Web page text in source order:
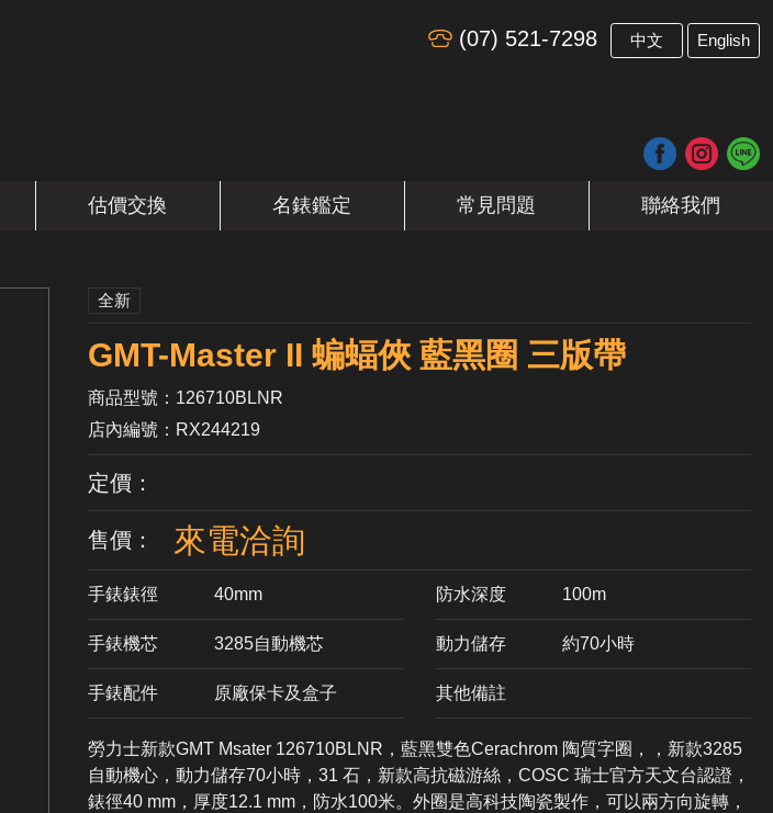
(07) 521-7298 中文 English
估價交換 名錶鑑定 常見問題 聯絡我們
全新
GMT-Master II 蝙蝠俠 藍黑圈 三版帶
商品型號：126710BLNR
店內編號：RX244219
定價：
售價： 來電洽詢
手錶錶徑 40mm 防水深度 100m
手錶機芯 ​3285自動機芯 動力儲存 約70小時
手錶配件 原廠保卡及盒子 其他備註
勞力士新款GMT Msater 126710BLNR，藍黑雙色Cerachrom 陶質字圈，，新款3285
自動機心，動力儲存70小時，31 石，新款高抗磁游絲，COSC 瑞士官方天文台認證，
錶徑40 mm，厚度12.1 mm，防水100米。外圈是高科技陶瓷製作，可以兩方向旋轉，